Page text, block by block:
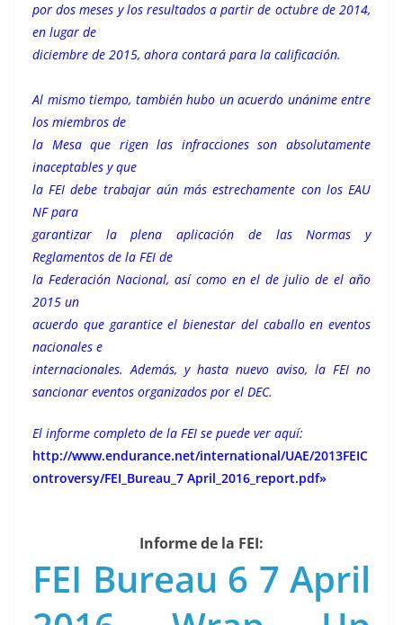
por dos meses y los resultados a partir de octubre de 2014,
en lugar de
diciembre de 2015, ahora contará para la calificación.
Al mismo tiempo, también hubo un acuerdo unánime entre
los miembros de
la Mesa que rigen las infracciones son absolutamente
inaceptables y que
la FEI debe trabajar aún más estrechamente con los EAU
NF para
garantizar la plena aplicación de las Normas y
Reglamentos de la FEI de
la Federación Nacional, así como en el de julio de el año
2015 un
acuerdo que garantice el bienestar del caballo en eventos
nacionales e
internacionales. Además, y hasta nuevo aviso, la FEI no
sancionar eventos organizados por el DEC.
El informe completo de la FEI se puede ver aquí:
http://www.endurance.net/international/UAE/2013FEIC
ontroversy/FEI_Bureau_7 April_2016_report.pdf»
Informe de la FEI:
FEI Bureau 6 7 April